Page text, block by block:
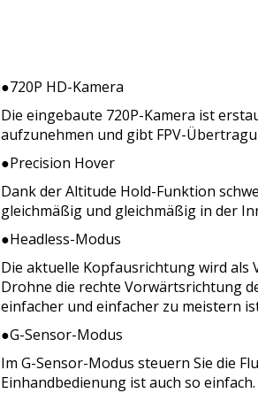
●720P HD-Kamera
Die eingebaute 720P-Kamera ist
aufzunehmen und gibt FPV-
●Precision Hover
Dank der Altitude Hold-Funktion
gleichmäßig und gleichmäßig in der
●Headless-Modus
Die aktuelle Kopfausrichtung wird
Drohne die rechte Vorwärtsrichtung
einfacher und einfacher zu meistern
●G-Sensor-Modus
Im G-Sensor-Modus steuern Sie die
Einhandbedienung ist auch so einfach.